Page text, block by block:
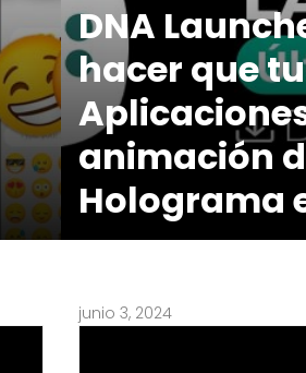
DNA
hacer que
animación
Holograma
junio 3, 2024